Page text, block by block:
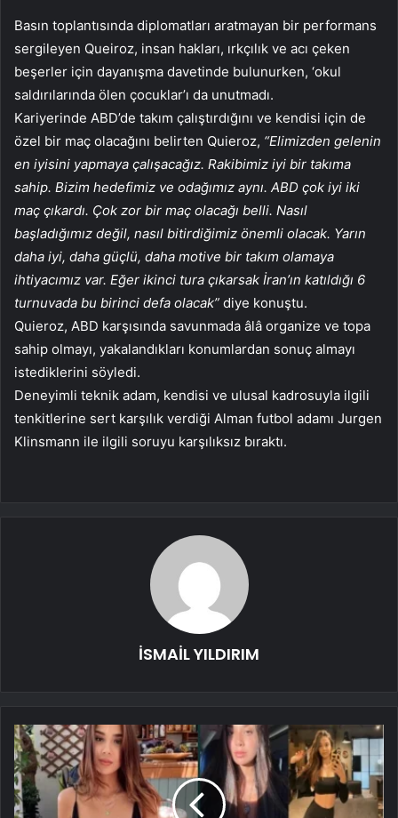
Basın toplantısında diplomatları aratmayan bir performans
sergileyen Queiroz, insan hakları, ırkçılık ve acı çeken
beşerler için dayanışma davetinde bulunurken, ‘okul
saldırılarında ölen çocuklar’ı da unutmadı.
Kariyerinde ABD’de takım çalıştırdığını ve kendisi için de
özel bir maç olacağını belirten Quieroz, “Elimizden gelenin
en iyisini yapmaya çalışacağız. Rakibimiz iyi bir takıma
sahip. Bizim hedefimiz ve odağımız aynı. ABD çok iyi iki
maç çıkardı. Çok zor bir maç olacağı belli. Nasıl
başladığımız değil, nasıl bitirdiğimiz önemli olacak. Yarın
daha iyi, daha güçlü, daha motive bir takım olamaya
ihtiyacımız var. Eğer ikinci tura çıkarsak İran’ın katıldığı 6
turnuvada bu birinci defa olacak” diye konuştu.
Quieroz, ABD karşısında savunmada âlâ organize ve topa
sahip olmayı, yakalandıkları konumlardan sonuç almayı
istediklerini söyledi.
Deneyimli teknik adam, kendisi ve ulusal kadrosuyla ilgili
tenkitlerine sert karşılık verdiği Alman futbol adamı Jurgen
Klinsmann ile ilgili soruyu karşılıksız bıraktı.
İSMAİL YILDIRIM